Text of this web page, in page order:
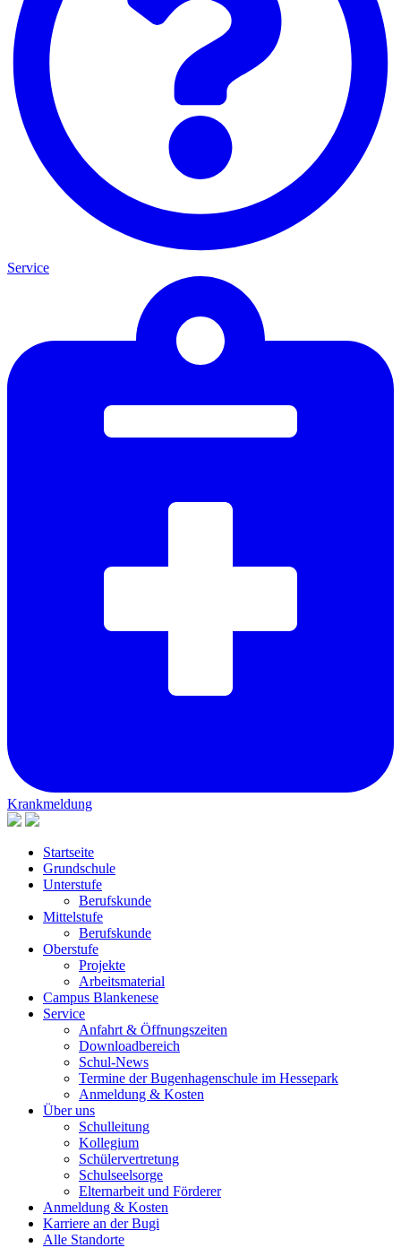
Service
Krankmeldung
Startseite
Grundschule
Unterstufe
Berufskunde
Mittelstufe
Berufskunde
Oberstufe
Projekte
Arbeitsmaterial
Campus Blankenese
Service
Anfahrt & Öffnungszeiten
Downloadbereich
Schul-News
Termine der Bugenhagenschule im Hessepark
Anmeldung & Kosten
Über uns
Schulleitung
Kollegium
Schülervertretung
Schulseelsorge
Elternarbeit und Förderer
Anmeldung & Kosten
Karriere an der Bugi
Alle Standorte